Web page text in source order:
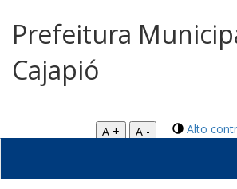
Prefeitura
Cajapió
Alto
A +
A -